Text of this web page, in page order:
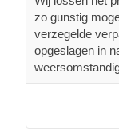
zo gunstig
verzegelde
opgeslagen in